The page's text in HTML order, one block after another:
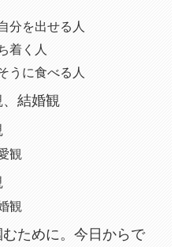
分を出せる人
着く人
うに食べる人
結婚観
観
観
ために。今日からで